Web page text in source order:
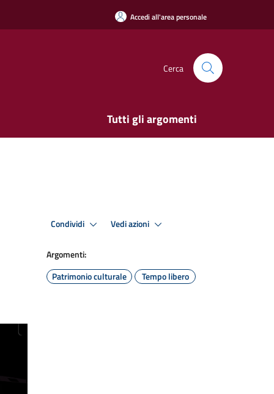
Accedi all'area personale
Cerca
Tutti gli argomenti
Condividi Vedi azioni
Argomenti:
Patrimonio culturale
Tempo libero